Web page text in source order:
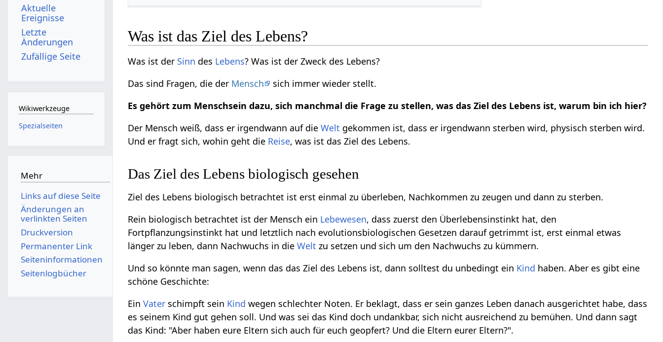
Was ist das Ziel des Lebens?
Was ist der Sinn des Lebens? Was ist der Zweck des Lebens?
Das sind Fragen, die der Mensch
sich immer wieder stellt.
Es gehört zum Menschsein dazu, sich manchmal die Frage zu stellen, was das Ziel des Lebens ist, warum bin ich hier?
Der Mensch weiß, dass er irgendwann auf dieWelt gekommen ist, dass er irgendwann sterben wird, physisch sterben wird.
Und er fragt sich, wohin geht die Reise, was ist das Ziel des Lebens.
Das Ziel des Lebens biologisch gesehen
Ziel des Lebens biologisch betrachtet ist erst einmal zu überleben, Nachkommen zu zeugen und dann zu sterben.
Rein biologisch betrachtet ist der Mensch ein Lebewesen, dass zuerst den Überlebensinstinkt hat, den
Fortpflanzungsinstinkt hat und letztlich nach evolutionsbiologischen Gesetzen darauf getrimmt ist, erst einmal etwas
länger zu leben, dann Nachwuchs in dieWelt zu setzen und sich um den Nachwuchs zu kümmern.
Und so könnte man sagen, wenn das das Ziel des Lebens ist, dann solltest du unbedingt ein Kind haben. Aber es gibt eine
schöne Geschichte:
EinVater schimpft sein Kind wegen schlechter Noten. Er beklagt, dass er sein ganzes Leben danach ausgerichtet habe, dass
es seinem Kind gut gehen soll. Und was sei das Kind doch undankbar, sich nicht ausreichend zu bemühen. Und dann sagt
das Kind: "Aber haben eure Eltern sich auch für euch geopfert? Und die Eltern eurer Eltern?".
Aktuelle
Ereignisse
Letzte
Änderungen
Zufällige Seite
Wikiwerkzeuge
Spezialseiten
Mehr
Links auf diese Seite
Änderungen an
verlinkten Seiten
Druckversion
Permanenter Link
Seiten­­informationen
Seitenlogbücher